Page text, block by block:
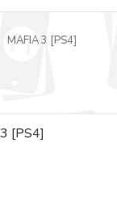
MAFIA 3 [PS4]